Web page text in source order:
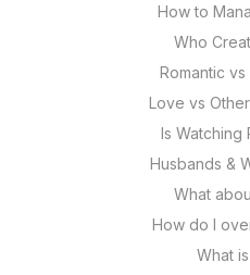
How to
Who
Romantic
Love vs
Is Watching
Husbands &
What
How do I
What